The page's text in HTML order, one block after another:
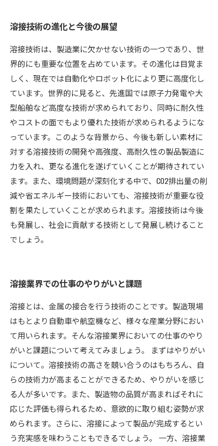
溶接技術の進化と今後の展望
溶接技術は、製造業に欠かせない技術の一つであり、世
界的にも重要な位置を占めています。その進化は目覚ま
しく、現在では自動化やロボット化により更に高度化し
ています。世界的に見ると、先進国では原子力発電や大
型船舶など高度な技術が求められており、同時に耐久性
やコストの面でもより優れた技術が求められるようにな
っています。このような背景から、今後も新しい素材に
対する溶接技術の開発や高強度、高耐久性の製品製造に
力を入れ、更なる進化を遂げていくことが期待されてい
ます。また、環境問題が深刻化する中で、CO2排出量の削
減や省エネルギー技術においても、溶接技術が重要な役
割を果たしていくことが求められます。溶接技術は今後
も発展し、社会に貢献する技術として発展し続けること
でしょう。
溶接業界での仕事のやりがいと課題
溶接とは、金属の接合を行う技術のことです。製造現場
はもとより自動車や航空機など、様々な産業分野におい
て用いられます。そんな溶接業界においての仕事のやり
がいと課題について考えてみましょう。 まずはやりがい
について。溶接技術の高さを競い合うのはもちろん、自
らの技術力が高まることができるため、やりがいを感じ
る人が多いです。また、製造物の品質が高まればそれに
応じた評価も得られるため、意欲的に取り組む姿勢が求
められます。さらに、溶接によって製品が完成するとい
う充実感を味わうこともできるでしょう。 一方、溶接業